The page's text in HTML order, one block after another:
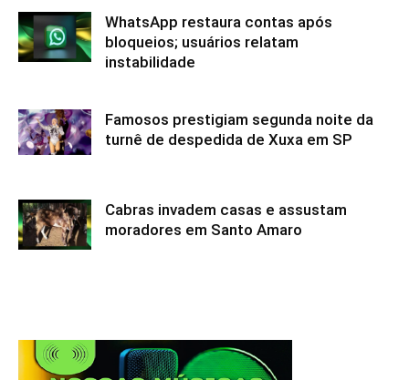
WhatsApp restaura contas após
bloqueios; usuários relatam
instabilidade
Famosos prestigiam segunda noite da
turnê de despedida de Xuxa em SP
Cabras invadem casas e assustam
moradores em Santo Amaro